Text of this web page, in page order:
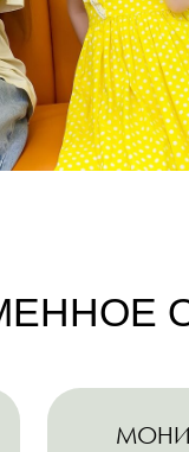
оксиметрия,
частота
МОНИТОР